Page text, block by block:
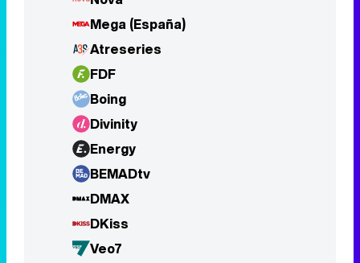
Mega (España)
Atreseries
FDF
Boing
Divinity
Energy
BEMADtv
DMAX
DKiss
Veo7